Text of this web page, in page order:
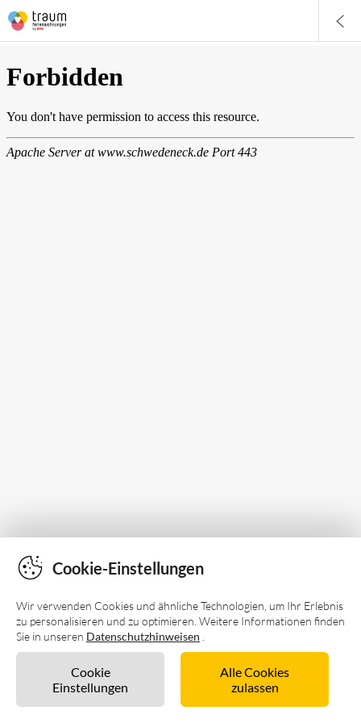
Cookie-Einstellungen
Wir verwenden Cookies und ähnliche Technologien, um Ihr Erlebnis
zu personalisieren und zu optimieren. Weitere Informationen finden
Sie in unseren Datenschutzhinweisen
Cookie
Einstellungen
Alle Cookies
zulassen